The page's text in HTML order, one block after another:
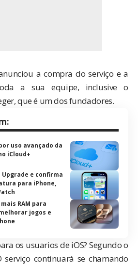
a compra do serviço e a
a sua equipe, inclusive o
que é um dos fundadores.
uso avançado da
iCloud+
Upgrade e confirma
para iPhone,
RAM para
jogos e
os usuarios de iOS? Segundo o
serviço continuará se chamando